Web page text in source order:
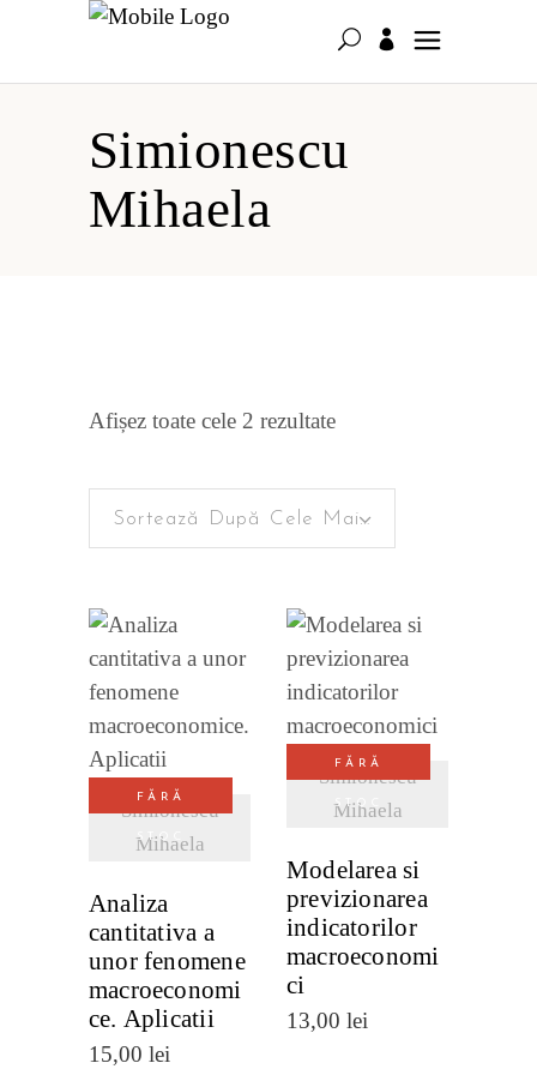
Simionescu
Mihaela
Afișez toate cele 2 rezultateSortat
recente
Sortează După Cele Mai Recente
FĂRĂ
STOC
Simionescu
Mihaela
DETALII
Analiza
cantitativa a
unor fenomene
macroeconomi
ce. Aplicatii
15,00 lei
FĂRĂ
STOC
Simionescu
Mihaela
VEZI
DETALII
Modelarea si
previzionarea
indicatorilor
macroeconomi
ci
13,00 lei